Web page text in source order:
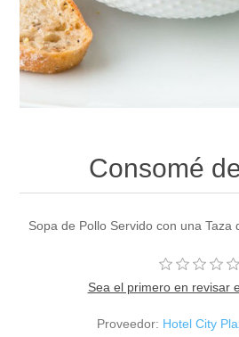
Consomé
Sopa de Pollo Servido con una Taza
Sea el primero en revisar
Proveedor: Hotel City